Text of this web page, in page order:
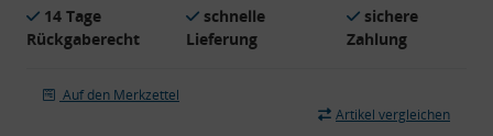
14 Tage
Rückgaberecht
schnelle
Lieferung
sichere
Zahlung
Auf den Merkzettel
Artikel vergleichen